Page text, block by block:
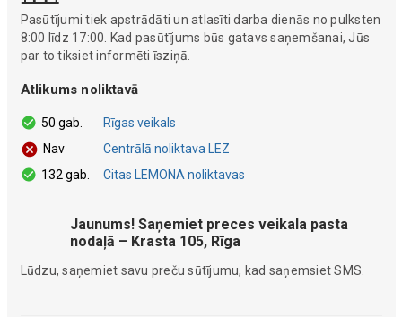
Pasūtījumi tiek apstrādāti un atlasīti darba dienās no pulksten
8:00 līdz 17:00. Kad pasūtījums būs gatavs saņemšanai, Jūs
par to tiksiet informēti īsziņā.
Atlikums noliktavā
50 gab.
Rīgas veikals
Nav
Centrālā noliktava LEZ
132 gab.
Citas LEMONA noliktavas
Jaunums! Saņemiet preces veikala pasta
nodaļā – Krasta 105, Rīga
Lūdzu, saņemiet savu preču sūtījumu, kad saņemsiet SMS.